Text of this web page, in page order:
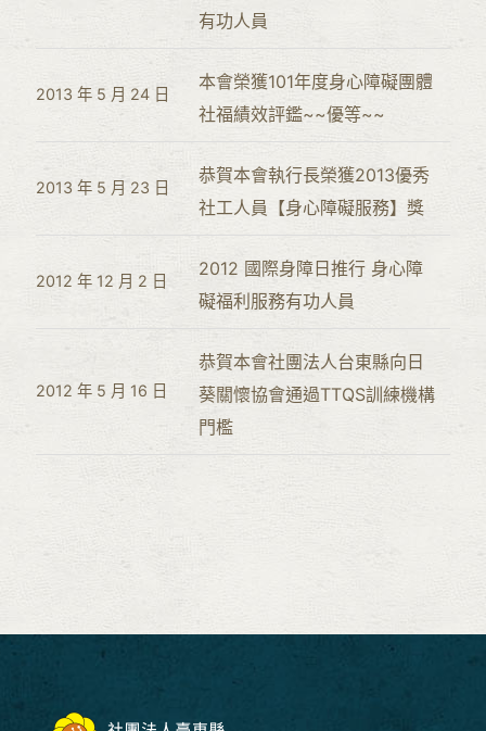
有功人員
2013 年 5 月 24 日
本會榮獲101年度身心障礙團體
社福績效評鑑~~優等~~
2013 年 5 月 23 日
恭賀本會執行長榮獲2013優秀
社工人員【身心障礙服務】獎
2012 年 12 月 2 日
2012 國際身障日推行 身心障
礙福利服務有功人員
2012 年 5 月 16 日
恭賀本會社團法人台東縣向日
葵關懷協會通過TTQS訓練機構
門檻